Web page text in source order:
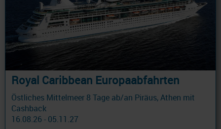
Royal Caribbean Europaabfahrten
Östliches Mittelmeer 8 Tage ab/an Piräus, Athen mit
Cashback
16.08.26 - 05.11.27